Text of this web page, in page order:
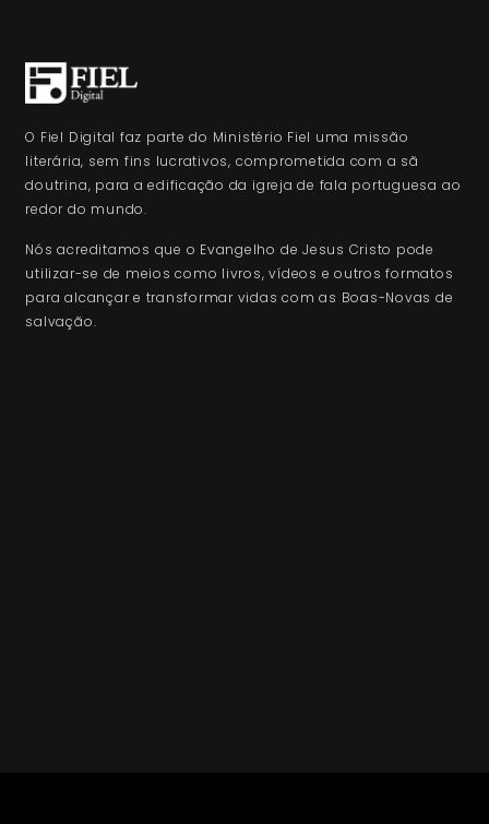
O Fiel Digital faz parte do Ministério Fiel uma missão
literária, sem fins lucrativos, comprometida com a sã
doutrina, para a edificação da igreja de fala portuguesa ao
redor do mundo.
Nós acreditamos que o Evangelho de Jesus Cristo pode
utilizar-se de meios como livros, vídeos e outros formatos
para alcançar e transformar vidas com as Boas-Novas de
salvação.